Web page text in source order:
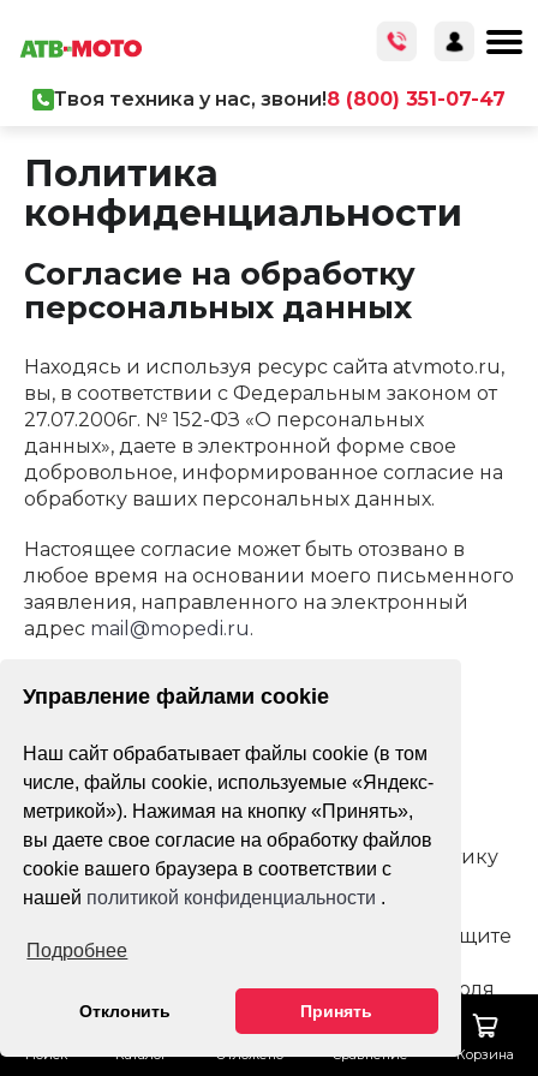
Управление файлами cookie
Наш сайт обрабатывает файлы cookie (в том
числе, файлы cookie, используемые «Яндекс-
метрикой»). Нажимая на кнопку «Принять»,
вы даете свое согласие на обработку файлов
cookie вашего браузера в соответствии с
нашей политикой конфиденциальности .
Подробнее
Отклонить Принять
Поиск Каталог Отложено Сравнение Корзина
Твоя техника у нас, звони!8 (800) 351-07-47
Политика
конфиденциальности
Согласие на обработку
персональных данных
Находясь и используя ресурс сайта atvmoto.ru,
вы, в соответствии с Федеральным законом от
27.07.2006г. № 152-ФЗ «О персональных
данных», даете в электронной форме свое
добровольное, информированное согласие на
обработку ваших персональных данных.
Настоящее согласие может быть отозвано в
любое время на основании моего письменного
заявления, направленного на электронный
адрес mail@mopedi.ru.
персональных данных
Раздел 1. ЦЕЛИ ПОЛИТИКИ
1.1. Настоящий документ определяет политику
АВТ-Мото в отношении обработки
персональных данных, а также содержит
сведения о реализуемых требованиях к защите
персональных данных, и разработан во
исполнение Федерального закона от 27 июля
2006 года № 152-ФЗ «О персональных данных»
(с последующими изменениями и
дополнениями) в соответствии с этим законом